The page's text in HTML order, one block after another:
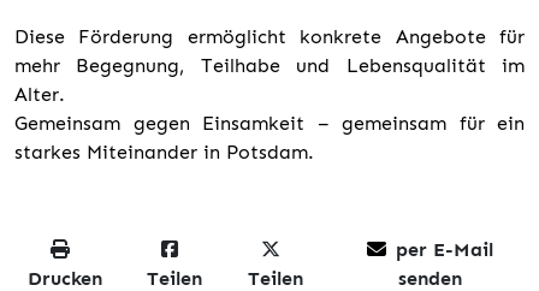
Diese Förderung ermöglicht konkrete Angebote für
mehr Begegnung, Teilhabe und Lebensqualität im
Alter.
Gemeinsam gegen Einsamkeit – gemeinsam für ein
starkes Miteinander in Potsdam.
Drucken Teilen Teilen
per E-Mail
senden